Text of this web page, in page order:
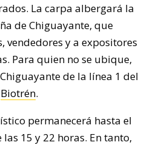
La carpa albergará la
de Chiguayante, que
vendedores y a expositores
Para quien no se ubique,
de la línea 1 del
Biotrén.
permanecerá hasta el
15 y 22 horas. En tanto,